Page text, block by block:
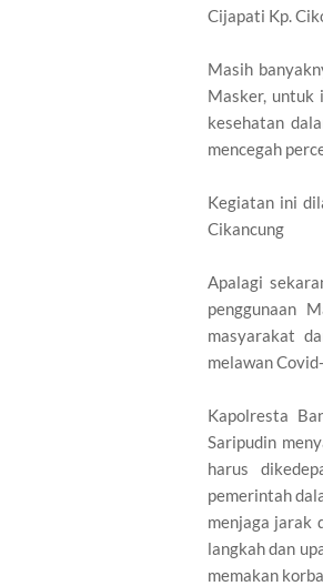
Cijapati Kp.
Masih
Masker, untuk
kesehatan
mencegah
Kegiatan ini
Cikancung
Apalagi
penggunaan
masyarakat
melawan
Kapolresta
Saripudin
harus
pemerintah
menjaga jarak
langkah dan
memakan